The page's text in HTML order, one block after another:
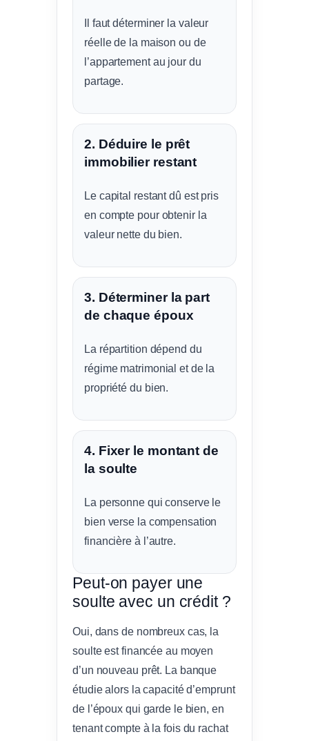
Il faut déterminer la valeur
réelle de la maison ou de
l’appartement au jour du
partage.
2. Déduire le prêt
immobilier restant
Le capital restant dû est pris
en compte pour obtenir la
valeur nette du bien.
3. Déterminer la part
de chaque époux
La répartition dépend du
régime matrimonial et de la
propriété du bien.
4. Fixer le montant de
la soulte
La personne qui conserve le
bien verse la compensation
financière à l’autre.
Peut-on payer une
soulte avec un crédit ?
Oui, dans de nombreux cas, la
soulte est financée au moyen
d’un nouveau prêt. La banque
étudie alors la capacité d’emprunt
de l’époux qui garde le bien, en
tenant compte à la fois du rachat